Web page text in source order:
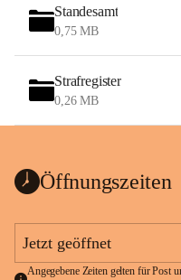
Standesamt
0,75 MB
Strafregister
0,26 MB
Öffnungszeiten
Jetzt geöffnet
Angegebene Zeiten gelten für Post